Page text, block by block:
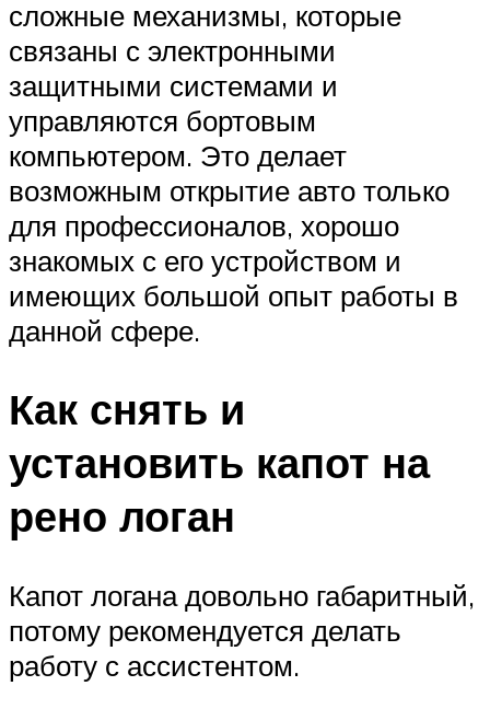
сложные механизмы, которые
связаны с электронными
защитными системами и
управляются бортовым
компьютером. Это делает
возможным открытие авто только
для профессионалов, хорошо
знакомых с его устройством и
имеющих большой опыт работы в
данной сфере.
Как снять и
установить капот на
рено логан
Капот логана довольно габаритный,
потому рекомендуется делать
работу с ассистентом.